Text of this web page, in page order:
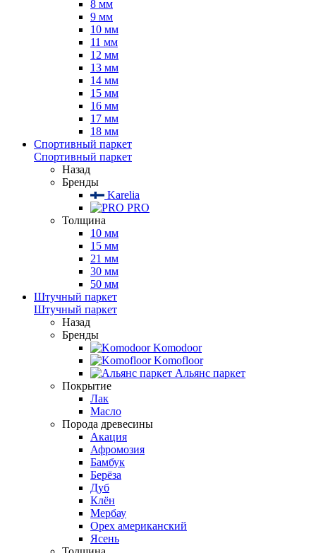
8 мм
9 мм
10 мм
11 мм
12 мм
13 мм
14 мм
15 мм
16 мм
17 мм
18 мм
Спортивный паркет
Спортивный паркет
Назад
Бренды
Karelia
PRO
Толщина
10 мм
15 мм
21 мм
30 мм
50 мм
Штучный паркет
Штучный паркет
Назад
Бренды
Komodoor
Komofloor
Альянс паркет
Покрытие
Лак
Масло
Порода древесины
Акация
Афромозия
Бамбук
Берёза
Дуб
Клён
Мербау
Орех американский
Ясень